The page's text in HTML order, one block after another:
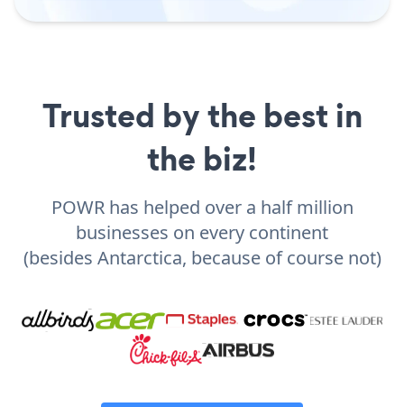
Trusted by the best in
the biz!
POWR has helped over a half million
businesses on every continent
(besides Antarctica, because of course not)